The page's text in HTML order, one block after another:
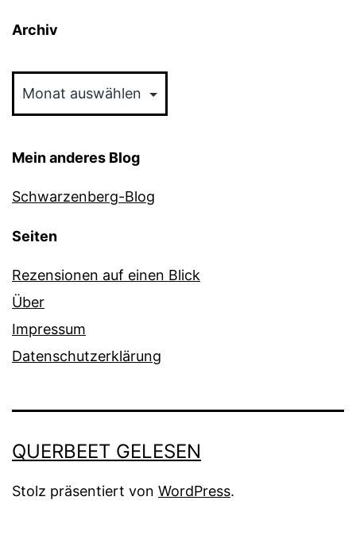
Archiv
Mein anderes Blog
Schwarzenberg-Blog
Seiten
Rezensionen auf einen Blick
Über
Impressum
Datenschutzerklärung
QUERBEET GELESEN
Stolz präsentiert von WordPress.